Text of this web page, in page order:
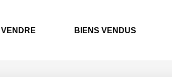
VENDRE BIENS VENDUS